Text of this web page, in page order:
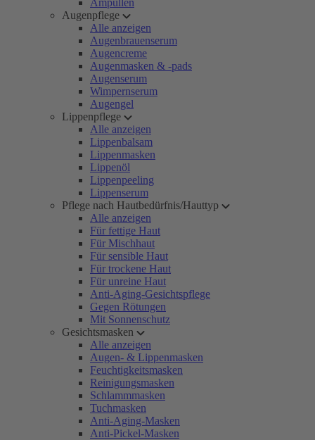
Ampullen
Augenpflege
Alle anzeigen
Augenbrauenserum
Augencreme
Augenmasken & -pads
Augenserum
Wimpernserum
Augengel
Lippenpflege
Alle anzeigen
Lippenbalsam
Lippenmasken
Lippenöl
Lippenpeeling
Lippenserum
Pflege nach Hautbedürfnis/Hauttyp
Alle anzeigen
Für fettige Haut
Für Mischhaut
Für sensible Haut
Für trockene Haut
Für unreine Haut
Anti-Aging-Gesichtspflege
Gegen Rötungen
Mit Sonnenschutz
Gesichtsmasken
Alle anzeigen
Augen- & Lippenmasken
Feuchtigkeitsmasken
Reinigungsmasken
Schlammmasken
Tuchmasken
Anti-Aging-Masken
Anti-Pickel-Masken